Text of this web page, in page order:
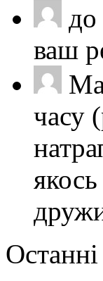
до
ваш
часу